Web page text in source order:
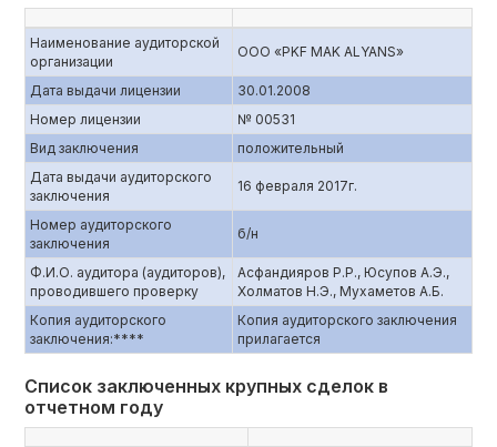
Наименование аудиторской
организации
ООО «PKF MAK ALYANS»
Дата выдачи лицензии
30.01.2008
Номер лицензии
№ 00531
Вид заключения
положительный
Дата выдачи аудиторского
заключения
16 февраля 2017г.
Номер аудиторского
заключения
б/н
Ф.И.О. аудитора (аудиторов),
проводившего проверку
Асфандияров Р.Р., Юсупов А.Э.,
Холматов Н.Э., Мухаметов А.Б.
Копия аудиторского
заключения:****
Копия аудиторского заключения
прилагается
Список заключенных крупных сделок в
отчетном году